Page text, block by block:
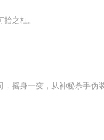
之杠。